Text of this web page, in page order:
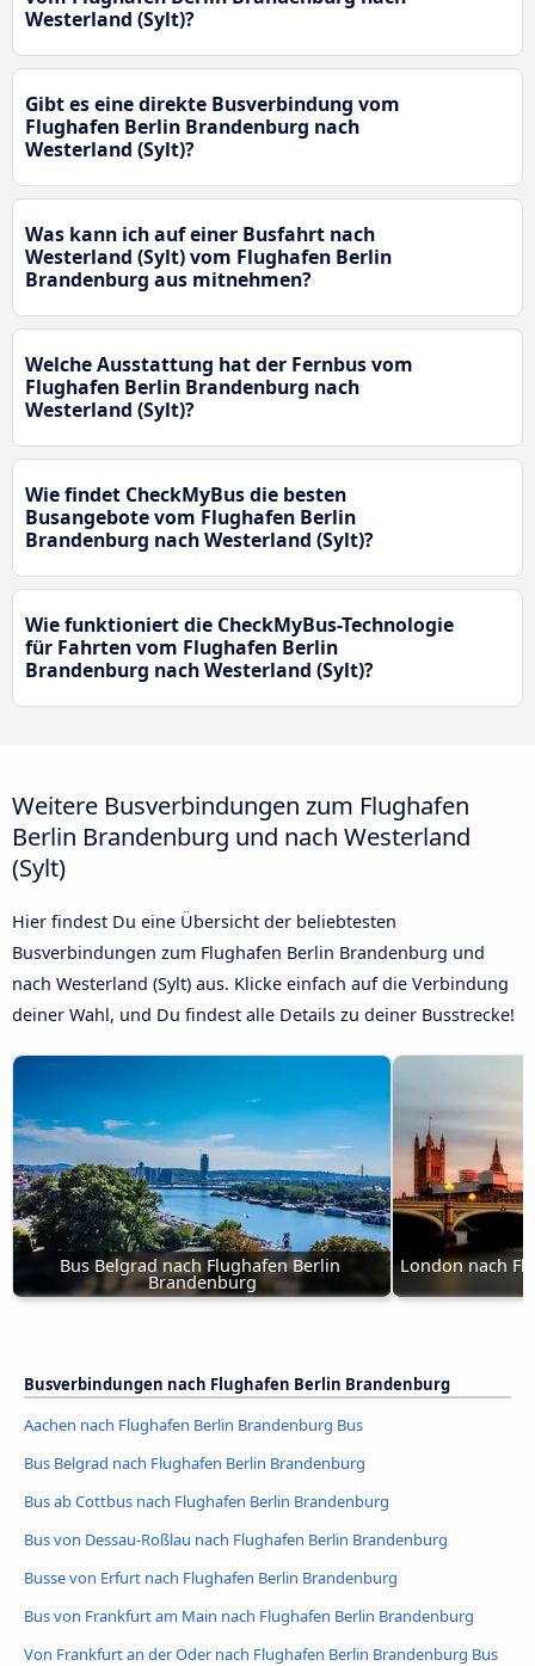
Westerland (Sylt)?
Gibt es eine direkte Busverbindung vom
Flughafen Berlin Brandenburg nach
Westerland (Sylt)?
Was kann ich auf einer Busfahrt nach
Westerland (Sylt) vom Flughafen Berlin
Brandenburg aus mitnehmen?
Welche Ausstattung hat der Fernbus vom
Flughafen Berlin Brandenburg nach
Westerland (Sylt)?
Wie findet CheckMyBus die besten
Busangebote vom Flughafen Berlin
Brandenburg nach Westerland (Sylt)?
Wie funktioniert die CheckMyBus-Technologie
für Fahrten vom Flughafen Berlin
Brandenburg nach Westerland (Sylt)?
Weitere Busverbindungen zum Flughafen
Berlin Brandenburg und nach Westerland
(Sylt)
Hier findest Du eine Übersicht der beliebtesten
Busverbindungen zum Flughafen Berlin Brandenburg und
nach Westerland (Sylt) aus. Klicke einfach auf die Verbindung
deiner Wahl, und Du findest alle Details zu deiner Busstrecke!
Bus Belgrad nach Flughafen Berlin
Brandenburg
London nach
Busverbindungen nach Flughafen Berlin Brandenburg
Aachen nach Flughafen Berlin Brandenburg Bus
Bus Belgrad nach Flughafen Berlin Brandenburg
Bus ab Cottbus nach Flughafen Berlin Brandenburg
Bus von Dessau-Roßlau nach Flughafen Berlin Brandenburg
Busse von Erfurt nach Flughafen Berlin Brandenburg
Bus von Frankfurt am Main nach Flughafen Berlin Brandenburg
Von Frankfurt an der Oder nach Flughafen Berlin Brandenburg Bus